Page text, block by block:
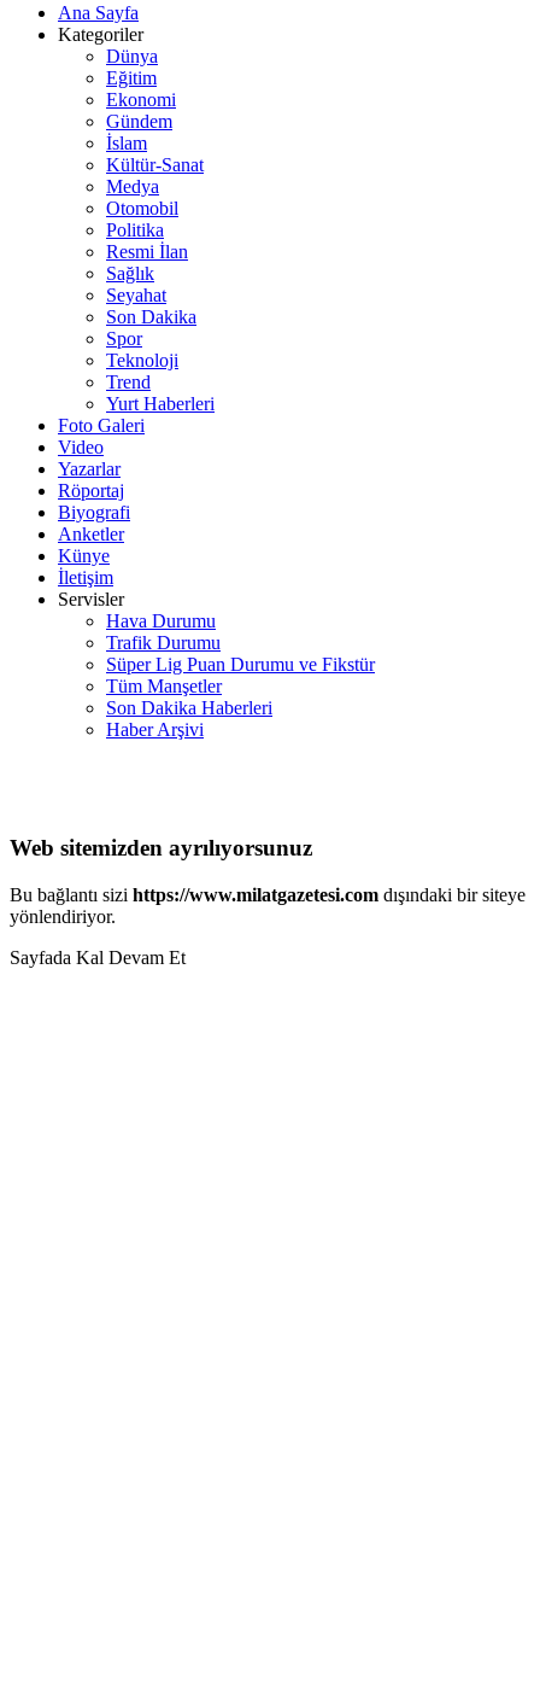
Ana Sayfa
Kategoriler
Dünya
Eğitim
Ekonomi
Gündem
İslam
Kültür-Sanat
Medya
Otomobil
Politika
Resmi İlan
Sağlık
Seyahat
Son Dakika
Spor
Teknoloji
Trend
Yurt Haberleri
Foto Galeri
Video
Yazarlar
Röportaj
Biyografi
Anketler
Künye
İletişim
Servisler
Hava Durumu
Trafik Durumu
Süper Lig Puan Durumu ve Fikstür
Tüm Manşetler
Son Dakika Haberleri
Haber Arşivi
Web sitemizden ayrılıyorsunuz
Bu bağlantı sizi https://www.milatgazetesi.com dışındaki bir siteye
yönlendiriyor.
Sayfada Kal Devam Et